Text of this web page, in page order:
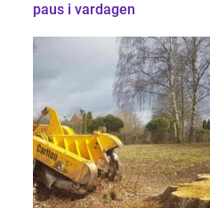
paus i vardagen